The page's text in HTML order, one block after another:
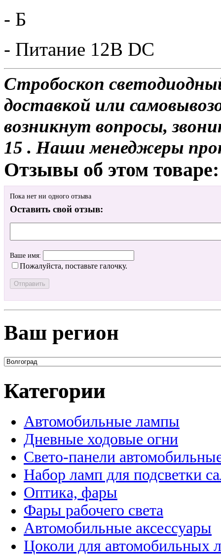
- Б
- Питание 12В DC
Стробоскоп
доставкой или
возникнут вопросы,
15 . Наши менеджеры
Отзывы об этом товаре:
Пока нет ни одного отзыва
Оставить свой отзыв:
Ваше имя:
Пожалуйста, поставьте галочку.
Ваш регион
Категории
Автомобильные лампы
Дневные ходовые огни
Свето-панели
Набор ламп для подсветки
Оптика, фары
Фары рабочего света
Автомобильные аксессуары
Цоколи для автомобильных